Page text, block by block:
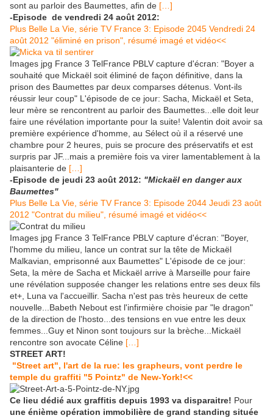
sont au parloir des Baumettes, afin de […]
-Episode de vendredi 24 août 2012:
Plus Belle La Vie, série TV France 3: Episode 2045 Vendredi 24
août 2012 "éliminé en prison", résumé imagé et vidéo<<
Images jpg France 3 TelFrance PBLV capture d'écran: "Boyer a
souhaité que Mickaël soit éliminé de façon définitive, dans la
prison des Baumettes par deux comparses détenus. Vont-ils
réussir leur coup" L'épisode de ce jour: Sacha, Mickaël et Seta,
leur mère se rencontrent au parloir des Baumettes...elle doit leur
faire une révélation importante pour la suite! Valentin doit avoir sa
première expérience d'homme, au Sélect où il a réservé une
chambre pour 2 heures, puis se procure des préservatifs et est
surpris par JF...mais a première fois va virer lamentablement à la
plaisanterie de […]
-Episode de jeudi 23 août 2012: "Mickaël en danger aux
Baumettes"
Plus Belle La Vie, série TV France 3: Episode 2044 Jeudi 23 août
2012 "Contrat du milieu", résumé imagé et vidéo<<
Images jpg France 3 TelFrance PBLV capture d'écran: "Boyer,
l'homme du milieu, lance un contrat sur la tête de Mickaël
Malkavian, emprisonné aux Baumettes" L'épisode de ce jour:
Seta, la mère de Sacha et Mickaël arrive à Marseille pour faire
une révélation supposée changer les relations entre ses deux fils
et+, Luna va l'accueillir. Sacha n'est pas très heureux de cette
nouvelle...Babeth Nebout est l'infirmière choisie par "le dragon"
de la direction de l'hosto...des tensions en vue entre les deux
femmes...Guy et Ninon sont toujours sur la brèche...Mickaël
rencontre son avocate Céline […]
STREET ART!
"Street art", l'art de la rue: les grapheurs, vont perdre le
temple du graffiti "5 Pointz" de New-York!<<
Ce lieu dédié aux graffitis depuis 1993 va disparaitre! Pour
une énième opération immobilière de grand standing située